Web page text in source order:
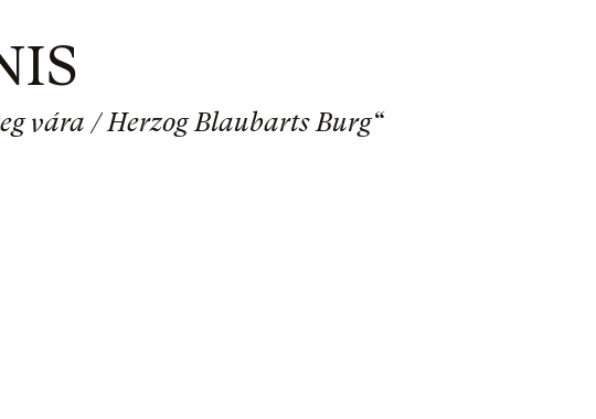
vára / Herzog Blaubarts Burg“